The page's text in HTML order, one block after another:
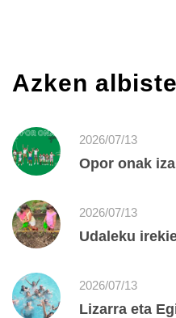
Azken
2026/07/13
Opor onak
2026/07/13
Udaleku
2026/07/13
Lizarra eta